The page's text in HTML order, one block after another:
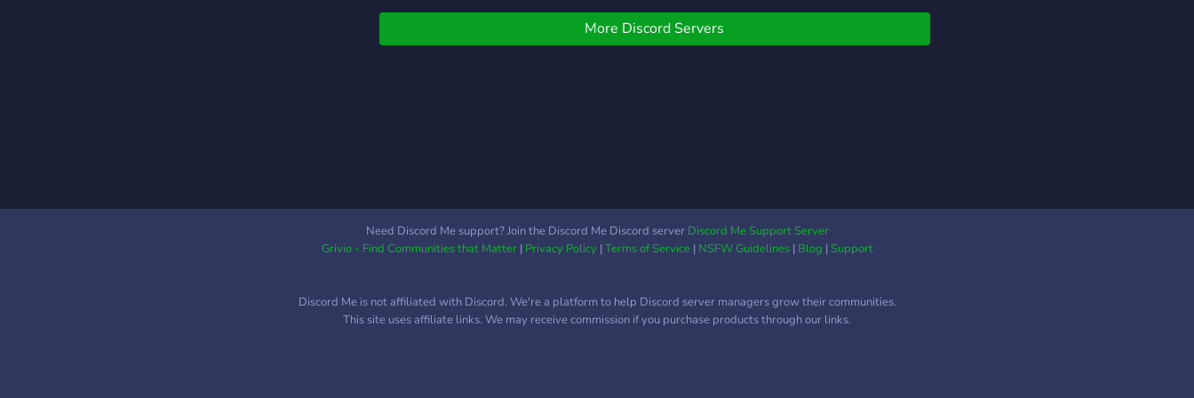
suggestiekanaal! We
hebben nog niet veel
vrienden.
kijkje te nemen.
competitief, we hebben
veel plezier! Kom erbij!
Sluit je aan bij Acratis en
maak deel uit van onze
je te ontmoeten.
More Discord Servers
Need Discord Me support? Join the Discord Me Discord server Discord Me Support Server
Grivio - Find Communities that Matter| Privacy Policy|Terms of Service| NSFW Guidelines| Blog |Support
Discord Me is not affiliated with Discord. We're a platform to help Discord server managers grow their communities.
This site uses affiliate links. We may receive commission if you purchase products through our links.